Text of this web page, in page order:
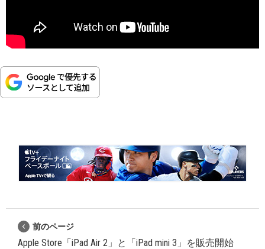
前のページ
Apple Store「iPad Air 2」と「iPad mini 3」を販売開始